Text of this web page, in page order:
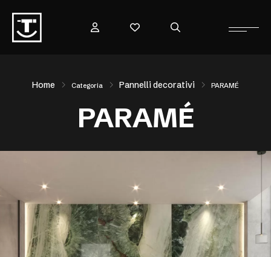
Home Categoria Pannelli decorativi PARAMÉ
PARAMÉ